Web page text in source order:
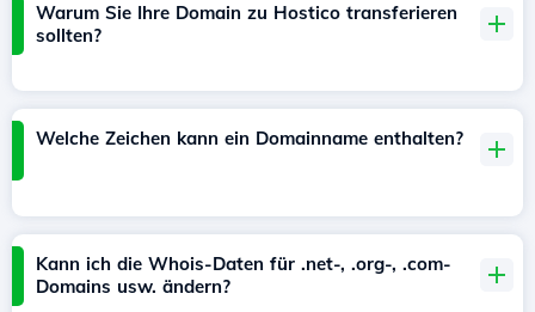
Warum Sie Ihre Domain zu Hostico transferieren
sollten?
Welche Zeichen kann ein Domainname enthalten?
Kann ich die Whois-Daten für .net-, .org-, .com-
Domains usw. ändern?